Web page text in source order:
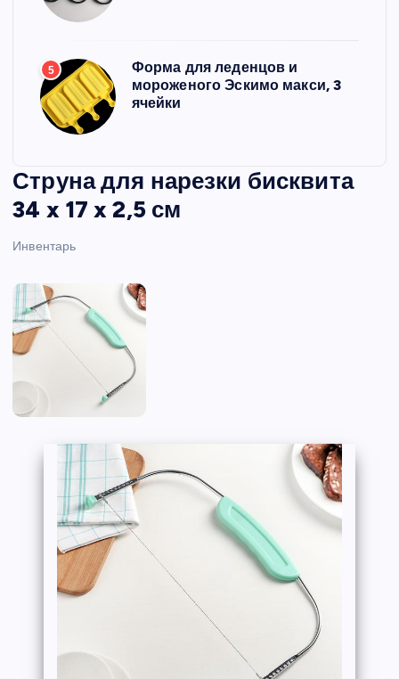
5
Форма для леденцов и
мороженого Эскимо макси, 3
ячейки
Струна для нарезки бисквита
34 x 17 x 2,5 см
Инвентарь